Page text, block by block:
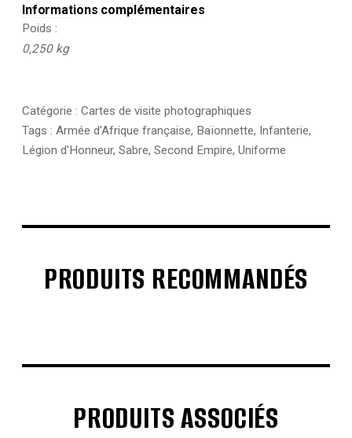
Informations complémentaires
Poids
0,250 kg
Catégorie : Cartes de visite photographiques
Tags : Armée d'Afrique française, Baïonnette, Infanterie,
Légion d'Honneur, Sabre, Second Empire, Uniforme
PRODUITS RECOMMANDÉS
PRODUITS ASSOCIÉS